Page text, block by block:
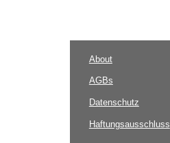
About
AGBs
Datenschutz
Haftungsausschluss